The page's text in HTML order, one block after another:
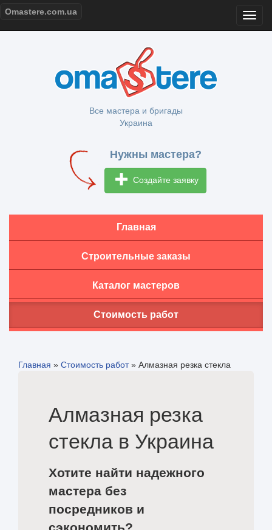
Omastere.com.ua
Все мастера и бригады
Украина
Нужны мастера?
Создайте заявку
Главная
Строительные заказы
Каталог мастеров
Стоимость работ
Главная » Стоимость работ» Алмазная резка стекла
Алмазная резка
стекла в Украина
Хотите найти надежного
мастера без
посредников и
сэкономить?